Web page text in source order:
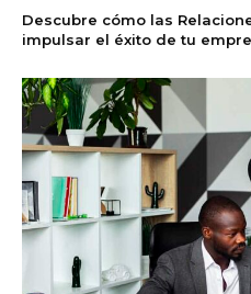
Descubre cómo las
impulsar el éxito de tu